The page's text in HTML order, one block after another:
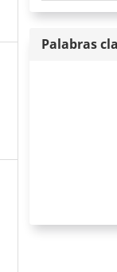
Palabras